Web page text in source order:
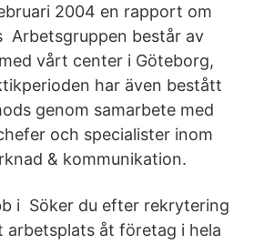
2004 en rapport om
Arbetsgruppen består av
vårt center i Göteborg,
har även bestått
genom samarbete med
och specialister inom
& kommunikation.
i Söker du efter rekrytering
arbetsplats åt företag i hela